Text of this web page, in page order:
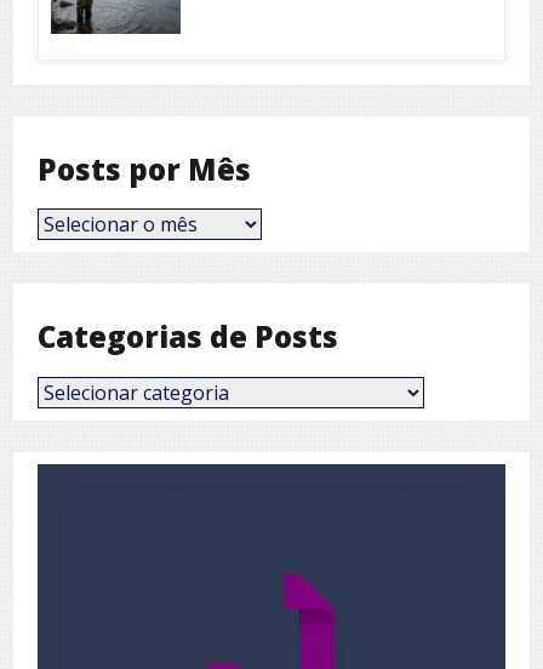
Posts por Mês
Posts
por
Categorias de Posts
Categorias
de